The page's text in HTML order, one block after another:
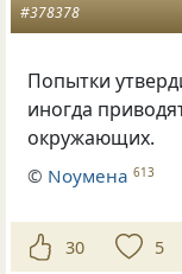
#378378
Попытки
иногда
окружающих.
© Nоумена 613
30 5